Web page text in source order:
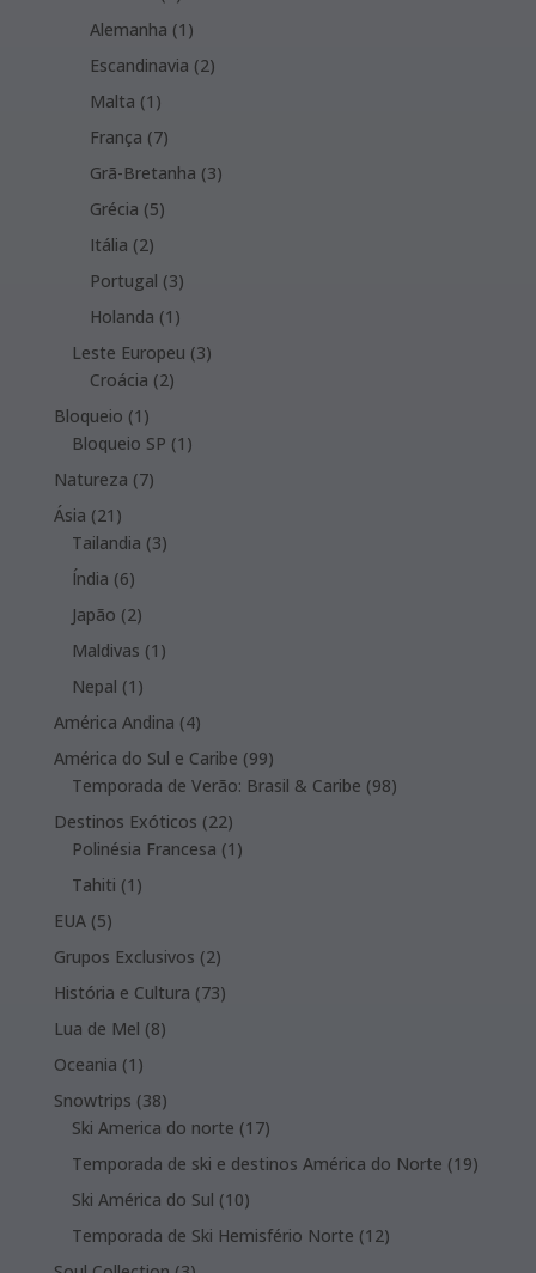
products
Alemanha 1 1
product
Escandinavia 22
Malta 1 1
product
França 77
products
Grã-Bretanha 33
Grécia 55
Itália 22
products
Portugal 33
products
Holanda 1 1
product
Leste Europeu 33
Croácia 22
Bloqueio 1 1
product
Bloqueio SP 1 1
Natureza 77
Ásia 21 21
products
Tailandia 33
Índia 66
products
Japão 22
products
Maldivas 1 1
Nepal 1 1
product
América Andina 44
products
América do Sul e Caribe 9999
products
Temporada de Verão: Brasil & Caribe 9898
Destinos Exóticos 2222
products
Polinésia Francesa 1 1
Tahiti 1 1
EUA 55
products
Grupos Exclusivos 22
products
História e Cultura 7373
Lua de Mel 88
Oceania 1 1
product
Snowtrips 3838
products
Ski America do norte 1717
products
Temporada de ski e destinos América do Norte 1919
Ski América do Sul 1010
products
Temporada de Ski Hemisfério Norte 1212